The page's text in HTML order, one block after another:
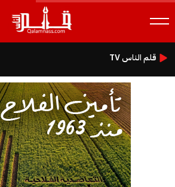
قلم الناس TV